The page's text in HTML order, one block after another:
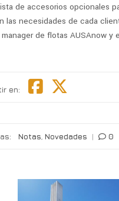
de accesorios opcionales
las necesidades de cada
de flotas AUSAnow y
en:
Notas Novedades | 0